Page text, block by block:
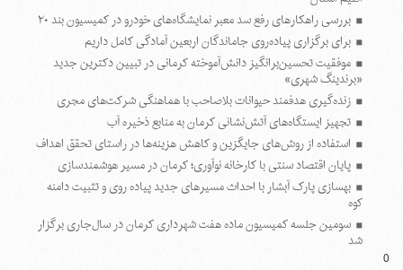
بررسی راهکارهای رفع سد معبر نمایشگاه‌های خودرو در کمیسیون بند ۲۰
برای برگزاری پیاده‌روی جاماندگان اربعین آمادگی کامل داریم
موفقیت تحسین‌برانگیز دانش‌آموخته کرمانی در تبیین دکترین جدید
«برندینگ شهری»
زنده‌گیری هدفمند حیوانات بلاصاحب با هماهنگی شرکت‌های مجری
تجهیز ایستگاه‌های آتش‌نشانی کرمان به منابع ذخیره آب
استفاده از روش‌های جایگزین و کاهش هزینه‌ها در راستای تحقق اهداف
پایان اقتصاد سنتی با کارخانه نوآوری؛ کرمان در مسیر هوشمندسازی
بهسازی پارک آبشار با احداث مسیرهای جدید پیاده روی و تثبیت دامنه
کوه
سومین جلسه کمیسیون ماده هفت شهرداری کرمان در سال‌جاری برگزار
شد
0